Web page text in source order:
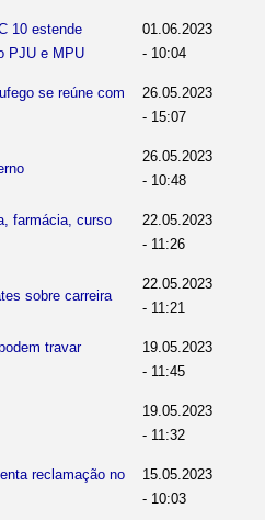
10 estende
PJU e MPU
01.06.2023
- 10:04
se reúne com
26.05.2023
- 15:07
26.05.2023
- 10:48
farmácia, curso
22.05.2023
- 11:26
sobre carreira
22.05.2023
- 11:21
travar
19.05.2023
- 11:45
19.05.2023
- 11:32
reclamação no
15.05.2023
- 10:03